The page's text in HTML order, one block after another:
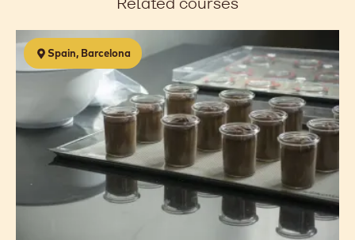
new
new
new
Spain, Barcelona
Pastelería
envasada
ONLINE